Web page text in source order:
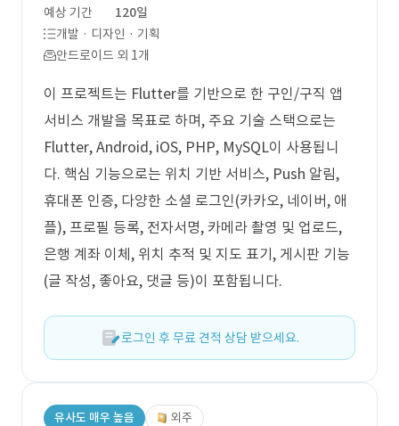
예상 기간
120일
개발 · 디자인 · 기획
안드로이드 외 1개
이 프로젝트는 Flutter를 기반으로 한 구인/구직 앱
서비스 개발을 목표로 하며, 주요 기술 스택으로는
Flutter, Android, iOS, PHP, MySQL이 사용됩니
다. 핵심 기능으로는 위치 기반 서비스, Push 알림,
휴대폰 인증, 다양한 소셜 로그인(카카오, 네이버, 애
플), 프로필 등록, 전자서명, 카메라 촬영 및 업로드,
은행 계좌 이체, 위치 추적 및 지도 표기, 게시판 기능
(글 작성, 좋아요, 댓글 등)이 포함됩니다.
로그인 후 무료 견적 상담 받으세요.
유사도 매우 높음 외주